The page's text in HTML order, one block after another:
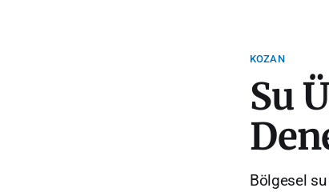
KOZAN
Su
Bölgesel su